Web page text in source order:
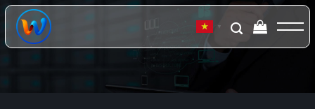
Chuyển
đến
dung
▼